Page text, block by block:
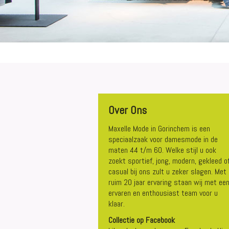
Over Ons
Maxelle Mode in Gorinchem is een
speciaalzaak voor damesmode in de
maten 44 t/m 60. Welke stijl u ook
zoekt sportief, jong, modern, gekleed
casual bij ons zult u zeker slagen. Met
ruim 20 jaar ervaring staan wij met een
ervaren en enthousiast team voor u
klaar.
Collectie op Facebook